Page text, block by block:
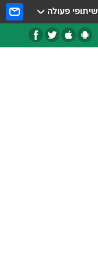
שיתופי פעולה